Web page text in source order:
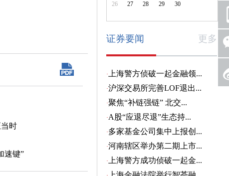
时
速键”
26
27 28 29 30
更多
证券要闻